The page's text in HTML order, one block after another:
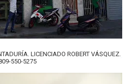
LICENCIADO ROBERT VÁSQUEZ.
550-5275